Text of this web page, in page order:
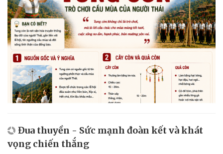
Đua thuyền - Sức mạnh đoàn kết và khát
vọng chiến thắng